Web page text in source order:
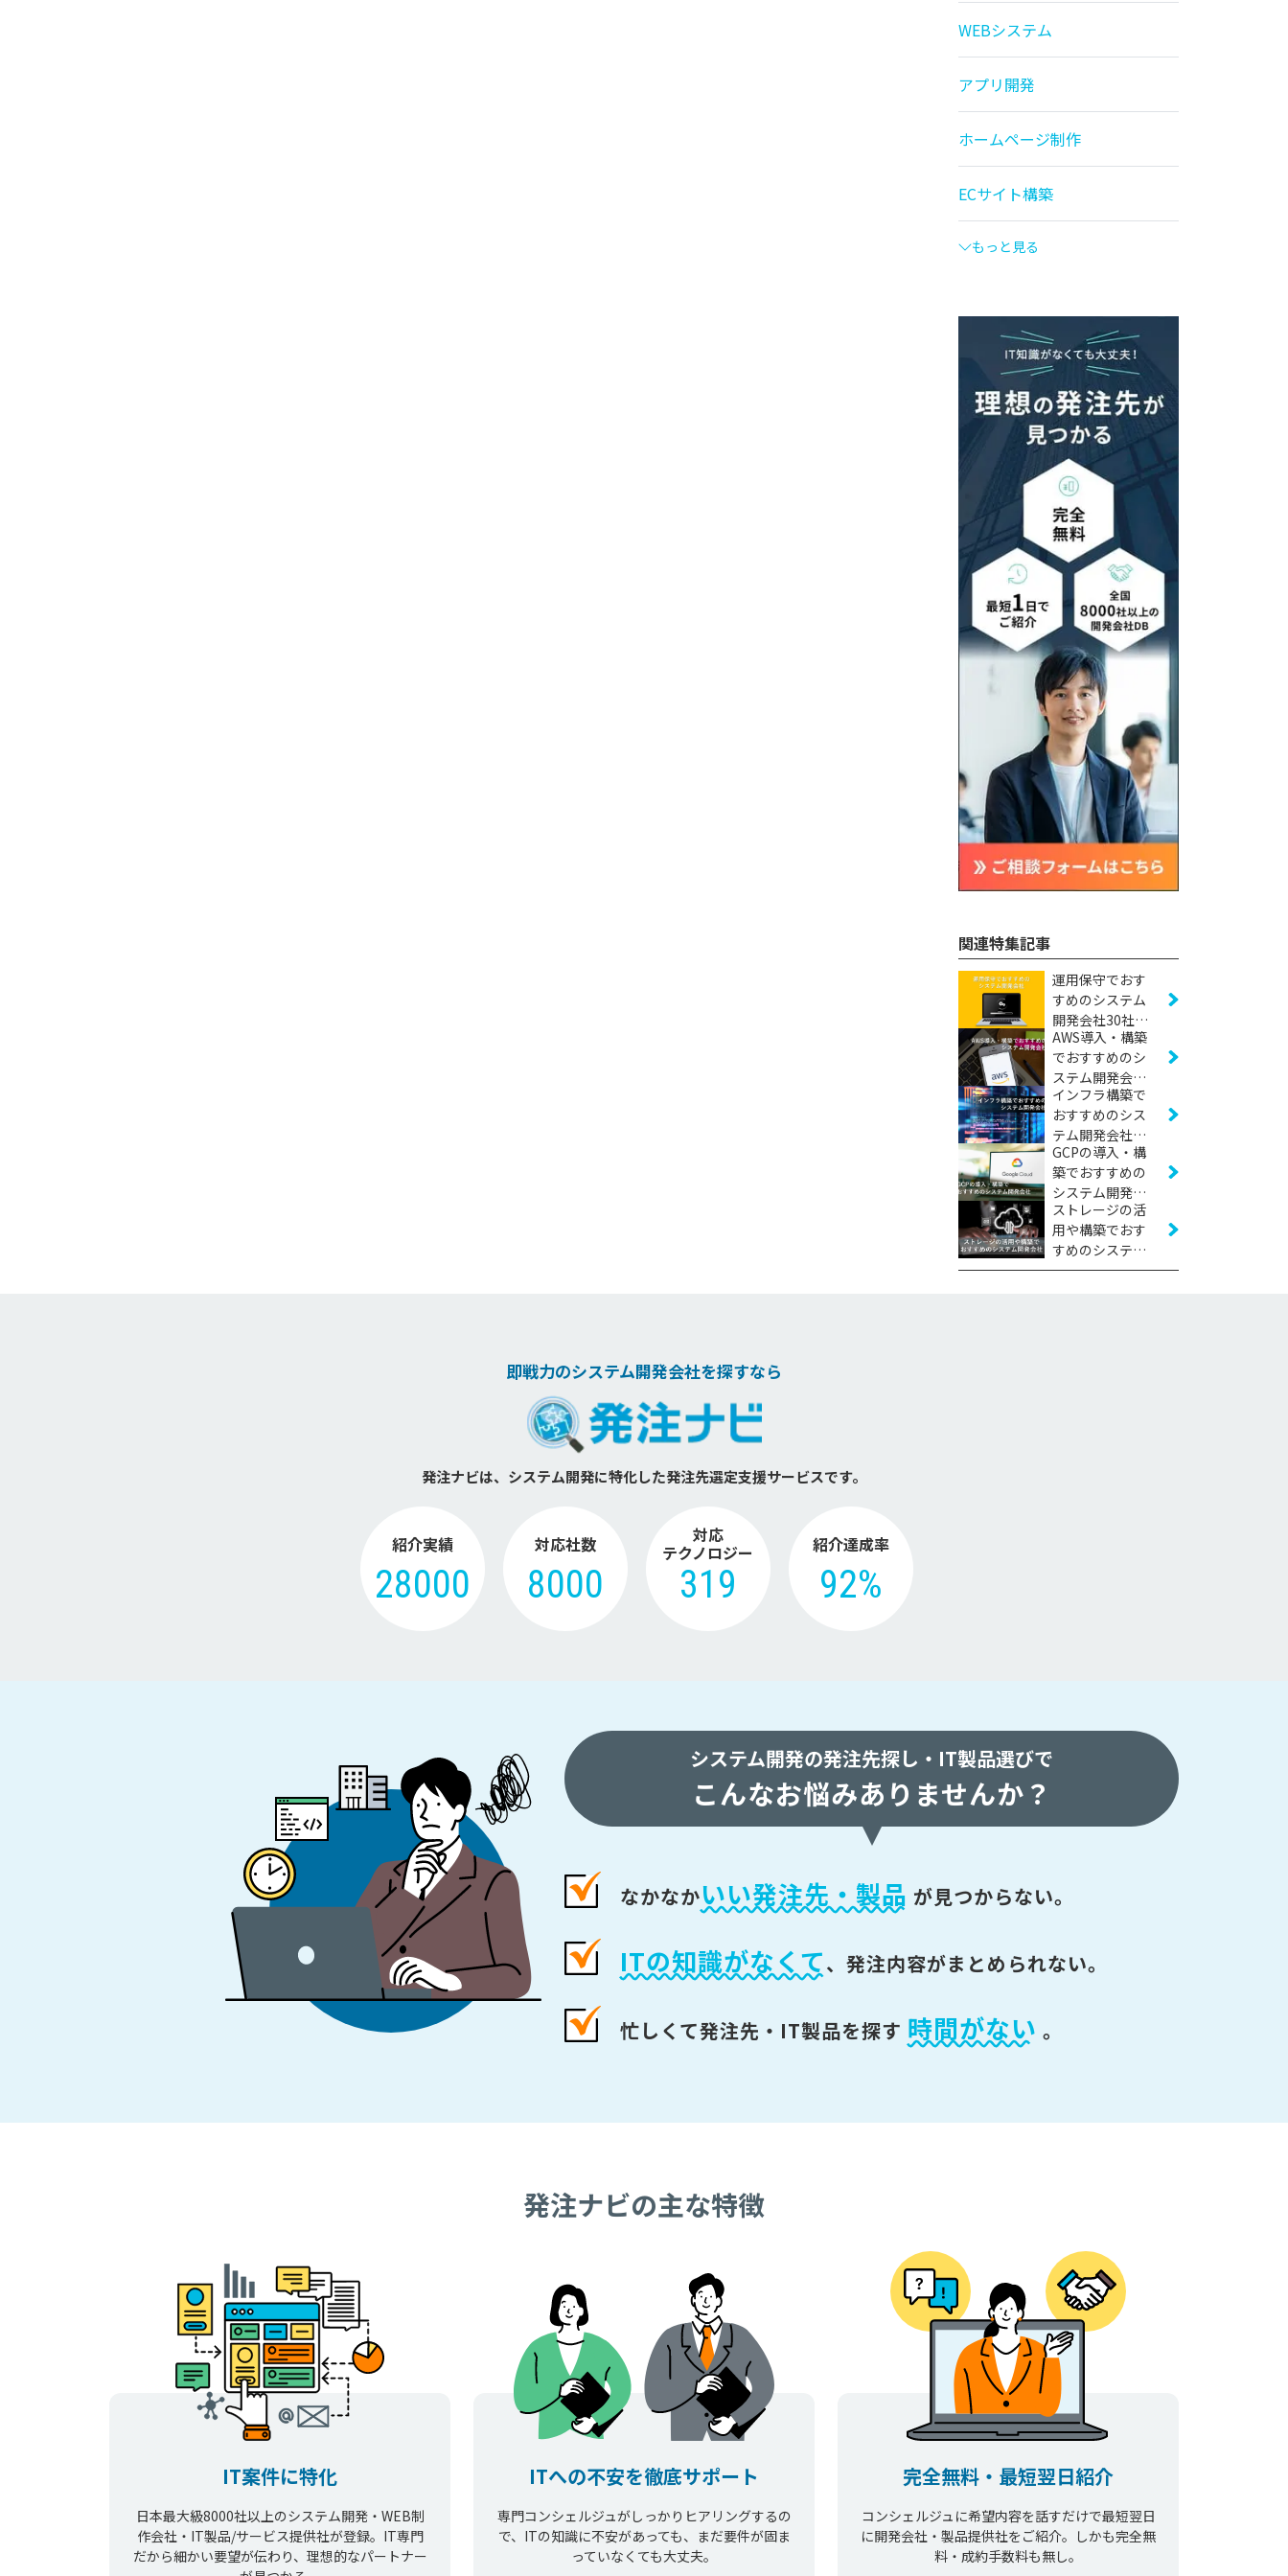
WEBシステム
アプリ開発
ホームページ制作
ECサイト構築
もっと見る
関連特集記事
運用保守でおす
すめのシステム
開発会社30社
【2026年版】
AWS導入・構築
でおすすめのシ
ステム開発会社
23社【2026年
版】
インフラ構築で
おすすめのシス
テム開発会社20
社【2026年版】
GCPの導入・構
築でおすすめの
システム開発会
社17社【2026年
版】
ストレージの活
用や構築でおす
すめのシステム
開発会社5社
即戦力のシステム開発会社を探すなら
発注ナビは、システム開発に特化した発注先選定支援サービスです。
紹介実績
28000
対応社数
8000
対応
テクノロジー
319
紹介達成率
92%
システム開発の発注先探し・ IT製品選びで
こんなお悩みありませんか？
なかなかいい発注先・製品 が見つからない。
ITの知識がなくて、 発注内容がまとめられない。
忙しくて発注先・IT製品を探す 時間がない 。
発注ナビの主な特徴
IT案件に特化
日本最大級8000社以上のシステム開発・WEB制
作会社・IT製品/サービス提供社が登録。IT専門
だから細かい要望が伝わり、理想的なパートナー
ITへの不安を徹底サポート
専門コンシェルジュがしっかりヒアリングするの
で、ITの知識に不安があっても、まだ要件が固ま
っていなくても大丈夫。
完全無料・最短翌日紹介
コンシェルジュに希望内容を話すだけで最短翌日
に開発会社・製品提供社をご紹介。しかも完全無
料・成約手数料も無し。